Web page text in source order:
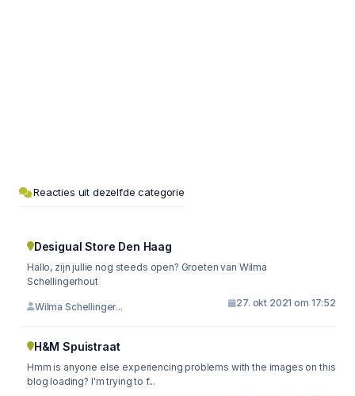
Reacties uit dezelfde categorie
Desigual Store Den Haag
Hallo, zijn jullie nog steeds open? Groeten van Wilma
Schellingerhout
Wilma Schellinger... 27. okt 2021 om 17:52
H&M Spuistraat
Hmm is anyone else experiencing problems with the images on this
blog loading? I'm trying to f...